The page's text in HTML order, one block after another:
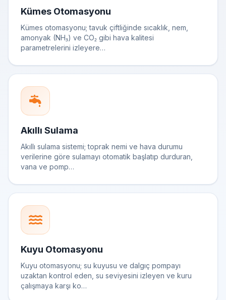
Kümes Otomasyonu
Kümes otomasyonu; tavuk çiftliğinde sıcaklık, nem,
amonyak (NH₃) ve CO₂ gibi hava kalitesi
parametrelerini izleyere…
Akıllı Sulama
Akıllı sulama sistemi; toprak nemi ve hava durumu
verilerine göre sulamayı otomatik başlatıp durduran,
vana ve pomp…
Kuyu Otomasyonu
Kuyu otomasyonu; su kuyusu ve dalgıç pompayı
uzaktan kontrol eden, su seviyesini izleyen ve kuru
çalışmaya karşı ko…